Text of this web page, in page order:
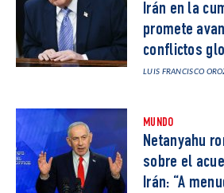
Irán en la
promete
conflictos
LUIS FRANCISCO
MUNDO
Netanyahu
sobre el
Irán: “A